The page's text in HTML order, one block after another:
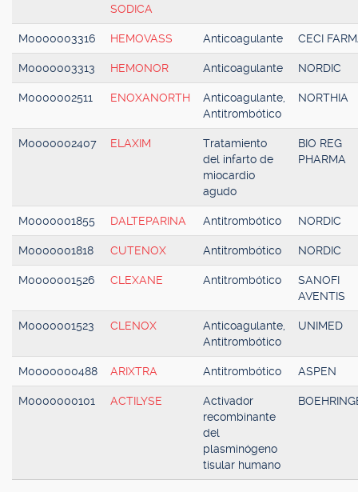
SODICA
M0000003316 HEMOVASS Anticoagulante CECI
M0000003313 HEMONOR Anticoagulante NORDIC
M0000002511 ENOXANORTH
Anticoagulante,
Antitrombótico
NORTHIA
M0000002407 ELAXIM
Tratamiento
del infarto de
miocardio
agudo
BIO REG
PHARMA
M0000001855 DALTEPARINA Antitrombótico NORDIC
M0000001818 CUTENOX Antitrombótico NORDIC
M0000001526 CLEXANE Antitrombótico
SANOFI
AVENTIS
M0000001523 CLENOX
Anticoagulante,
Antitrombótico
UNIMED
M0000000488 ARIXTRA Antitrombótico ASPEN
M0000000101 ACTILYSE
Activador
recombinante
del
plasminógeno
tisular humano